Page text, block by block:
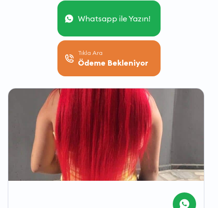
Whatsapp ile Yazın!
Tıkla Ara
Ödeme Bekleniyor